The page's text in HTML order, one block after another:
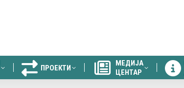
ПРОЕКТИ
МЕДИЈА
ЦЕНТАР